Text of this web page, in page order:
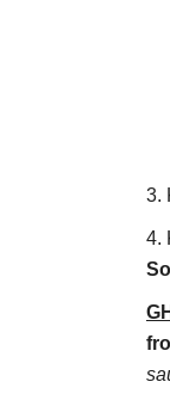
3.
4.